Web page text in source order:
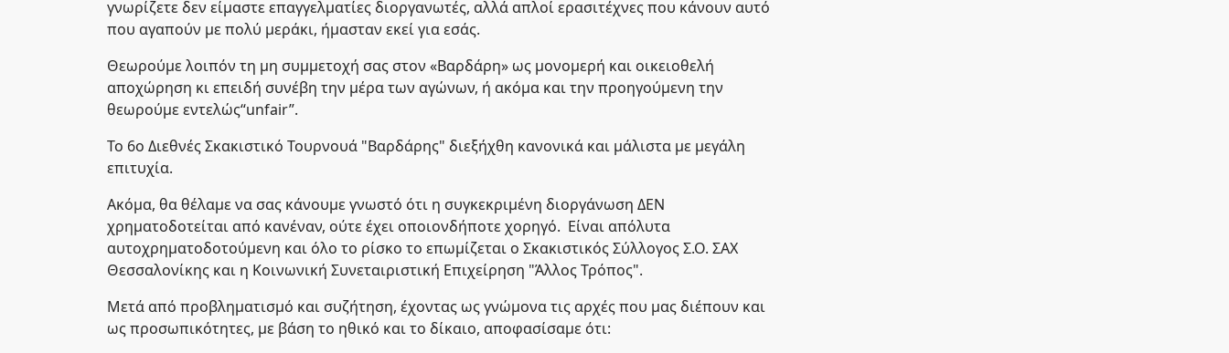
γνωρίζετε δεν είμαστε επαγγελματίες διοργανωτές, αλλά απλοί ερασιτέχνες που κάνουν αυτό
που αγαπούν με πολύ μεράκι, ήμασταν εκεί για εσάς.
Θεωρούμε λοιπόν τη μη συμμετοχή σας στον «Βαρδάρη» ως μονομερή και οικειοθελή
αποχώρηση κι επειδή συνέβη την μέρα των αγώνων, ή ακόμα και την προηγούμενη την
θεωρούμε εντελώς“unfair”.
Το 6ο Διεθνές Σκακιστικό Τουρνουά "Βαρδάρης" διεξήχθη κανονικά και μάλιστα με μεγάλη
επιτυχία.
Ακόμα, θα θέλαμε να σας κάνουμε γνωστό ότι η συγκεκριμένη διοργάνωση ΔΕΝ
χρηματοδοτείται από κανέναν, ούτε έχει οποιονδήποτε χορηγό. Είναι απόλυτα
αυτοχρηματοδοτούμενη και όλο το ρίσκο το επωμίζεται ο Σκακιστικός Σύλλογος Σ.Ο. ΣΑΧ
Θεσσαλονίκης και η Κοινωνική Συνεταιριστική Επιχείρηση "Άλλος Τρόπος".
Μετά από προβληματισμό και συζήτηση, έχοντας ως γνώμονα τις αρχές που μας διέπουν και
ως προσωπικότητες, με βάση το ηθικό και το δίκαιο, αποφασίσαμε ότι: